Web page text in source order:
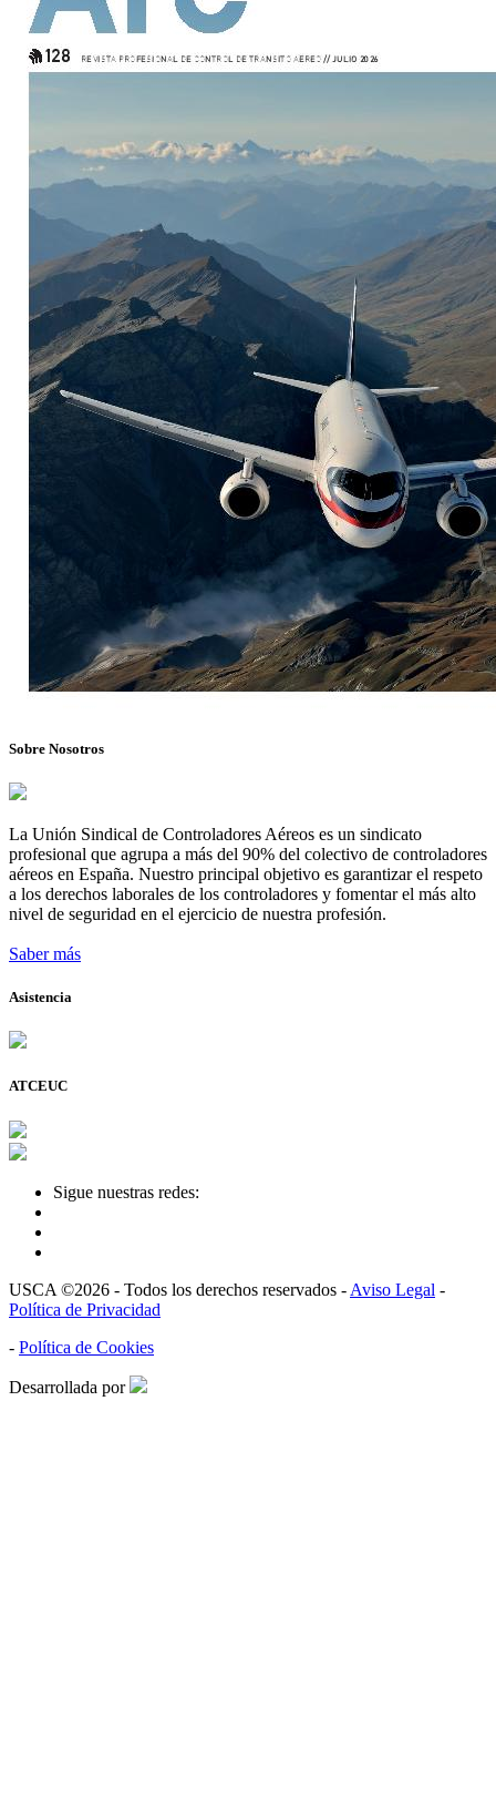
Sobre Nosotros
La Unión Sindical de Controladores Aéreos es un sindicato
profesional que agrupa a más del 90% del colectivo de controladores
aéreos en España. Nuestro principal objetivo es garantizar el respeto
a los derechos laborales de los controladores y fomentar el más alto
nivel de seguridad en el ejercicio de nuestra profesión.
Saber más
Asistencia
ATCEUC
Sigue nuestras redes:
USCA ©2026 - Todos los derechos reservados - Aviso Legal -
Política de Privacidad
- Política de Cookies
Desarrollada por